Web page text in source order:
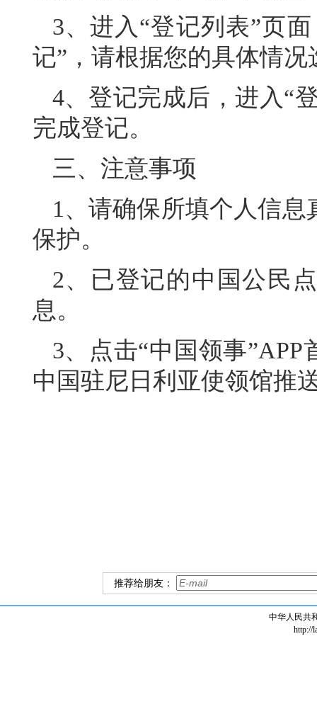
3、进入“登记列表”页
记”，请根据您的具体情况
4、登记完成后，进入“
完成登记。
三、注意事项
1、请确保所填个人信
保护。
2、已登记的中国公民
息。
3、点击“中国领事
中国驻尼日利亚使领馆推
推荐给朋友：
中华人民共
http://